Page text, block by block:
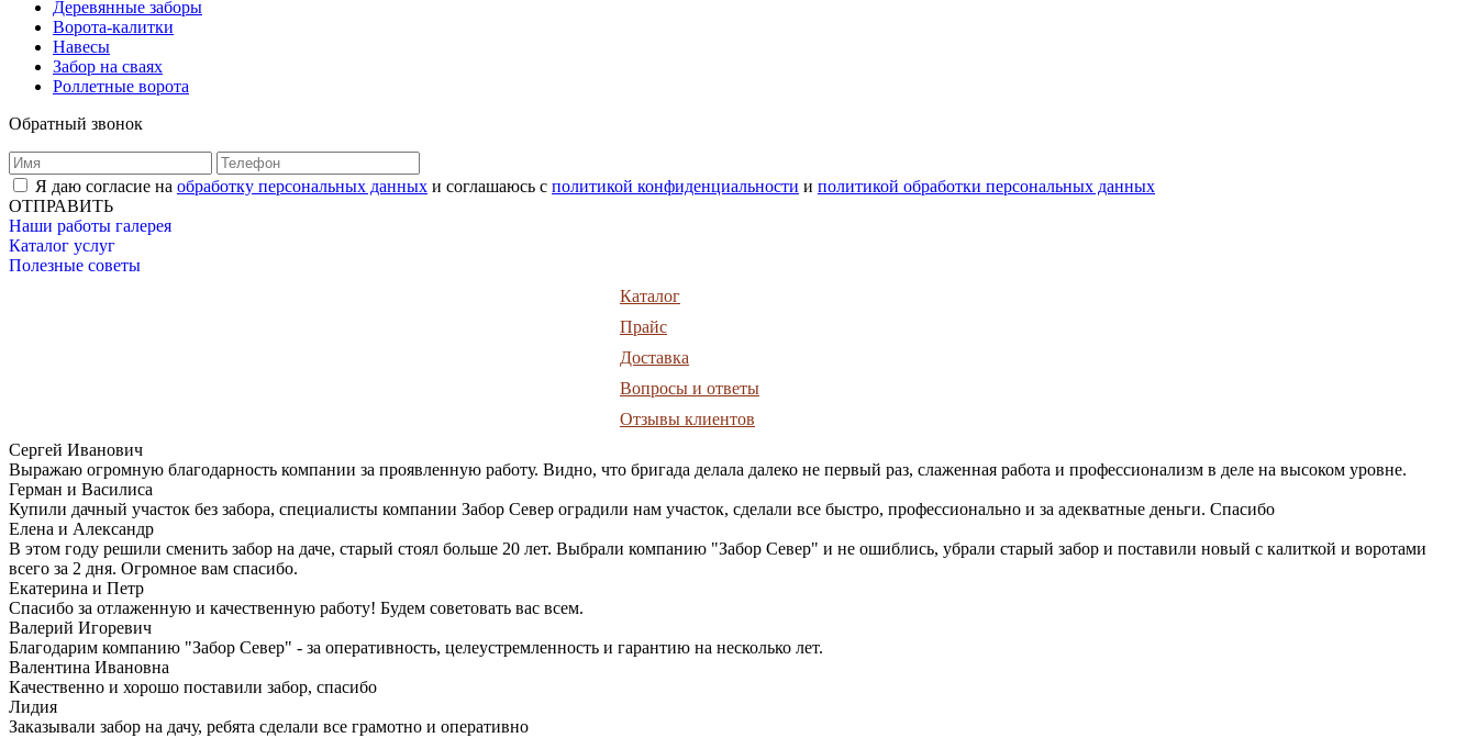
Деревянные заборы
Ворота-калитки
Навесы
Забор на сваях
Роллетные ворота
Обратный звонок
Я даю согласие на обработку персональных данных и соглашаюсь с политикой конфиденциальности и политикой обработки персональных данных
ОТПРАВИТЬ
Наши работы галерея
Каталог услуг
Полезные советы
Каталог
Прайс
Доставка
Вопросы и ответы
Отзывы клиентов
Сергей Иванович
Выражаю огромную благодарность компании за проявленную работу. Видно, что бригада делала далеко не первый раз, слаженная работа и профессионализм в деле на высоком уровне.
Герман и Василиса
Купили дачный участок без забора, специалисты компании Забор Север оградили нам участок, сделали все быстро, профессионально и за адекватные деньги. Спасибо
Елена и Александр
В этом году решили сменить забор на даче, старый стоял больше 20 лет. Выбрали компанию "Забор Север" и не ошиблись, убрали старый забор и поставили новый с калиткой и воротами
всего за 2 дня. Огромное вам спасибо.
Екатерина и Петр
Спасибо за отлаженную и качественную работу! Будем советовать вас всем.
Валерий Игоревич
Благодарим компанию "Забор Север" - за оперативность, целеустремленность и гарантию на несколько лет.
Валентина Ивановна
Качественно и хорошо поставили забор, спасибо
Лидия
Заказывали забор на дачу, ребята сделали все грамотно и оперативно